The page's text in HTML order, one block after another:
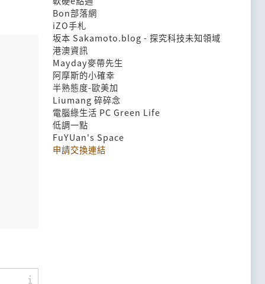
Bon部落網
iZO手札
坂本 Sakamoto.blog - 探究科技未知領域
港澳資訊
Mayday麥帶先生
阿摩斯的小確幸
半熟態度-歐美加
Liumang 碎碎念
電腦綠生活 PC Green Life
低調一點
FuYUan's Space
申請交換連結